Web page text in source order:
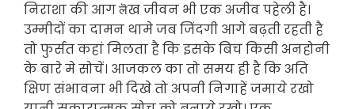
निराशा की आग लॆख जीवन भी एक अजीव पहेली है।
उम्मीदों का दामन थामे जब जिंदगी आगे बढ़ती रहती है
तो फुर्सत कहां मिलता है कि इसके बिच किसी अनहोनी
के बारे मे सोचें। आजकल का तो समय ही है कि अति
क्षिण संभावना भी दिखे तो अपनी निगाहें जमाये रखो